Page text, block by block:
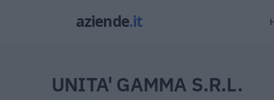
UNITA' GAMMA S.R.L.